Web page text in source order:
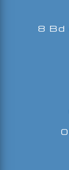
8 Bd de Québec, 45000